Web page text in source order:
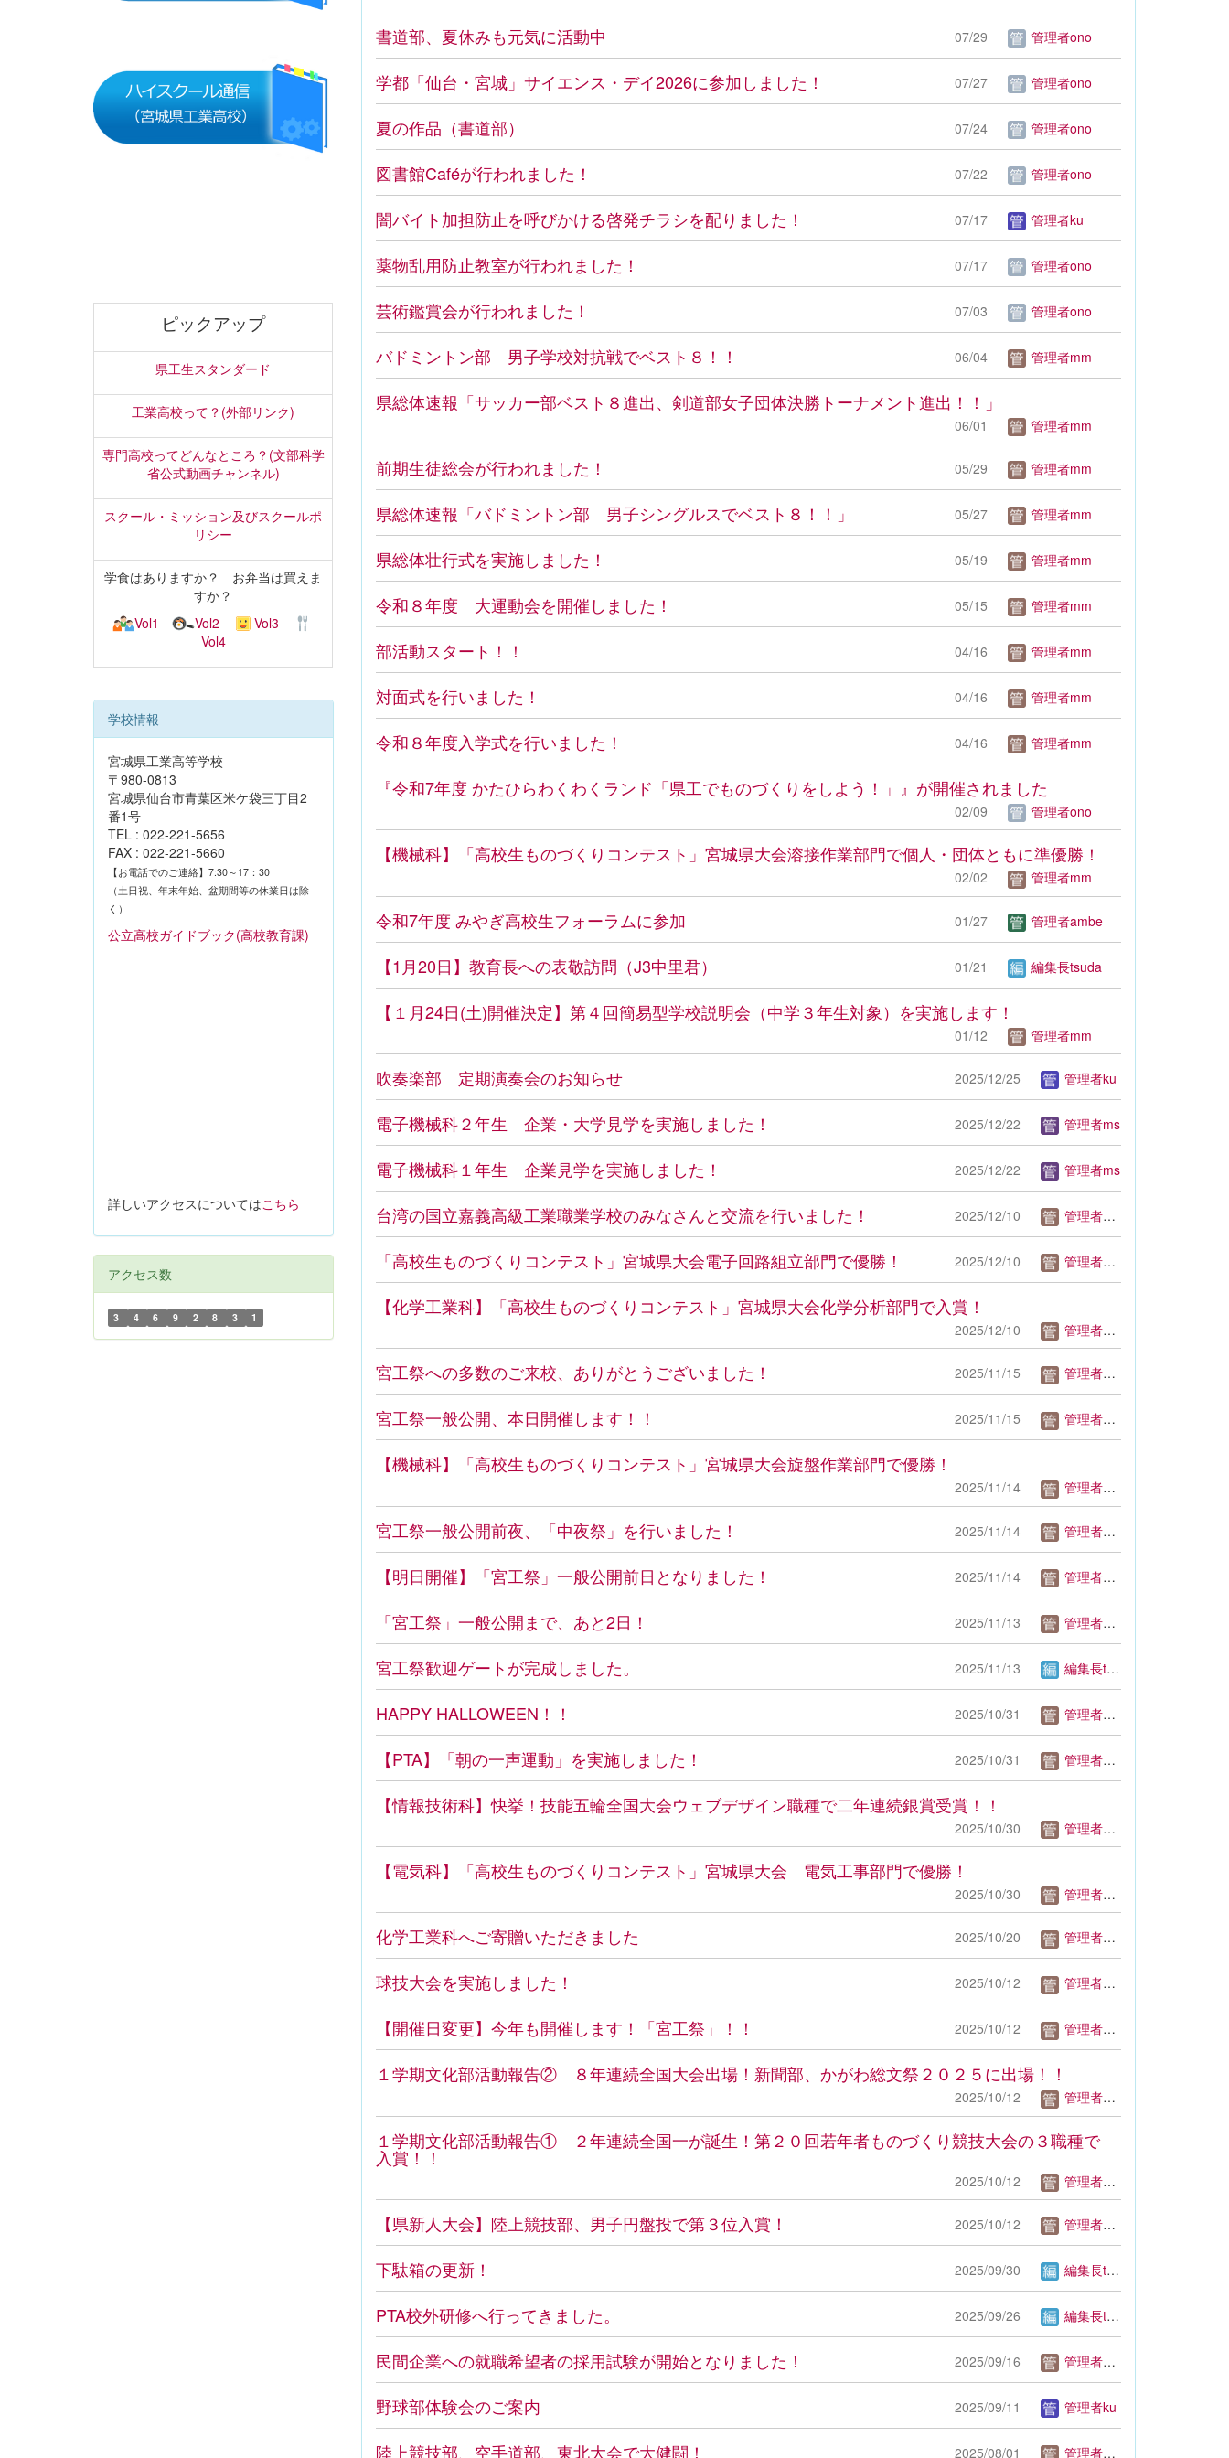
書道部、夏休みも元気に活動中 07/29 管理者ono
学都「仙台・宮城」サイエンス・デイ2026に参加しました！ 07/27 管理者ono
夏の作品（書道部） 07/24 管理者ono
図書館Caféが行われました！ 07/22 管理者ono
闇バイト加担防止を呼びかける啓発チラシを配りました！ 07/17 管理者ku
薬物乱用防止教室が行われました！ 07/17 管理者ono
芸術鑑賞会が行われました！ 07/03 管理者ono
バドミントン部 男子学校対抗戦でベスト８！！ 06/04 管理者mm
県総体速報「サッカー部ベスト８進出、剣道部女子団体決勝トーナメント進出！！」
06/01 管理者mm
前期生徒総会が行われました！ 05/29 管理者mm
県総体速報「バドミントン部 男子シングルスでベスト８！！」 05/27 管理者mm
県総体壮行式を実施しました！ 05/19 管理者mm
令和８年度 大運動会を開催しました！ 05/15 管理者mm
部活動スタート！！ 04/16 管理者mm
対面式を行いました！ 04/16 管理者mm
令和８年度入学式を行いました！ 04/16 管理者mm
『令和7年度 かたひらわくわくランド「県工でものづくりをしよう！」』が開催されました
02/09 管理者ono
【機械科】「高校生ものづくりコンテスト」宮城県大会溶接作業部門で個人・団体ともに準優勝！
02/02 管理者mm
令和7年度 みやぎ高校生フォーラムに参加 01/27 管理者ambe
【1月20日】教育長への表敬訪問（J3中里君） 01/21 編集長tsuda
【１月24日(土)開催決定】第４回簡易型学校説明会（中学３年生対象）を実施します！
01/12 管理者mm
吹奏楽部 定期演奏会のお知らせ 2025/12/25 管理者ku
電子機械科２年生 企業・大学見学を実施しました！ 2025/12/22 管理者ms
電子機械科１年生 企業見学を実施しました！ 2025/12/22 管理者ms
台湾の国立嘉義高級工業職業学校のみなさんと交流を行いました！ 2025/12/10 管理者mm
「高校生ものづくりコンテスト」宮城県大会電子回路組立部門で優勝！ 2025/12/10 管理者mm
【化学工業科】「高校生ものづくりコンテスト」宮城県大会化学分析部門で入賞！
2025/12/10 管理者mm
宮工祭への多数のご来校、ありがとうございました！ 2025/11/15 管理者mm
宮工祭一般公開、本日開催します！！ 2025/11/15 管理者mm
【機械科】「高校生ものづくりコンテスト」宮城県大会旋盤作業部門で優勝！
2025/11/14 管理者mm
宮工祭一般公開前夜、「中夜祭」を行いました！ 2025/11/14 管理者mm
【明日開催】「宮工祭」一般公開前日となりました！ 2025/11/14 管理者mm
「宮工祭」一般公開まで、あと2日！ 2025/11/13 管理者mm
宮工祭歓迎ゲートが完成しました。 2025/11/13 編集長tsuda
HAPPY HALLOWEEN！！ 2025/10/31 管理者mm
【PTA】「朝の一声運動」を実施しました！ 2025/10/31 管理者mm
【情報技術科】快挙！技能五輪全国大会ウェブデザイン職種で二年連続銀賞受賞！！
2025/10/30 管理者mm
【電気科】「高校生ものづくりコンテスト」宮城県大会 電気工事部門で優勝！
2025/10/30 管理者mm
化学工業科へご寄贈いただきました 2025/10/20 管理者mm
球技大会を実施しました！ 2025/10/12 管理者mm
【開催日変更】今年も開催します！「宮工祭」！！ 2025/10/12 管理者mm
１学期文化部活動報告② ８年連続全国大会出場！新聞部、かがわ総文祭２０２５に出場！！
2025/10/12 管理者mm
１学期文化部活動報告① ２年連続全国一が誕生！第２０回若年者ものづくり競技大会の３職種で
入賞！！
2025/10/12 管理者mm
【県新人大会】陸上競技部、男子円盤投で第３位入賞！ 2025/10/12 管理者mm
下駄箱の更新！ 2025/09/30 編集長tsuda
PTA校外研修へ行ってきました。 2025/09/26 編集長tsuda
民間企業への就職希望者の採用試験が開始となりました！ 2025/09/16 管理者mm
野球部体験会のご案内 2025/09/11 管理者ku
陸上競技部、空手道部、東北大会で大健闘！ 2025/08/01 管理者mm
ピックアップ
県工生スタンダード
工業高校って？(外部リンク)
専門高校ってどんなところ？(文部科学
省公式動画チャンネル)
スクール・ミッション及びスクールポ
リシー
学食はありますか？ お弁当は買えま
すか？
Vol1
Vol2
Vol3
Vol4
学校情報
宮城県工業高等学校
〒980-0813
宮城県仙台市青葉区米ケ袋三丁目2
番1号
TEL : 022-221-5656
FAX : 022-221-5660
【お電話でのご連絡】7:30～17：30
（土日祝、年末年始、盆期間等の休業日は除
く）
公立高校ガイドブック(高校教育課)
詳しいアクセスについてはこちら
アクセス数
3 4 6 9 2 8 3 1